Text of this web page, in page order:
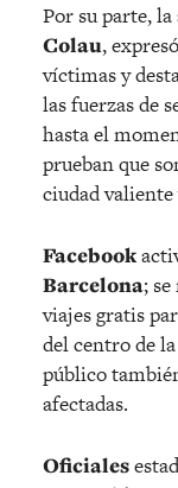
Por su parte, la
Colau,
víctimas y
las fuerzas de
hasta el
prueban que
ciudad
Facebook
Barcelona;
viajes gratis
del centro de
público
afectadas.
Oficiales